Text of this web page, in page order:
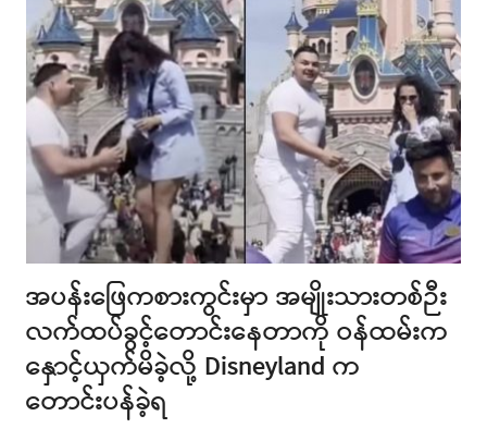
အပန်းဖြေကစားကွင်းမှာ အမျိုးသားတစ်ဉီး
လက်ထပ်ခွင့်တောင်းနေတာကို ဝန်ထမ်းက
နှောင့်ယှက်မိခဲ့လို့ Disneyland က
တောင်းပန်ခဲ့ရ